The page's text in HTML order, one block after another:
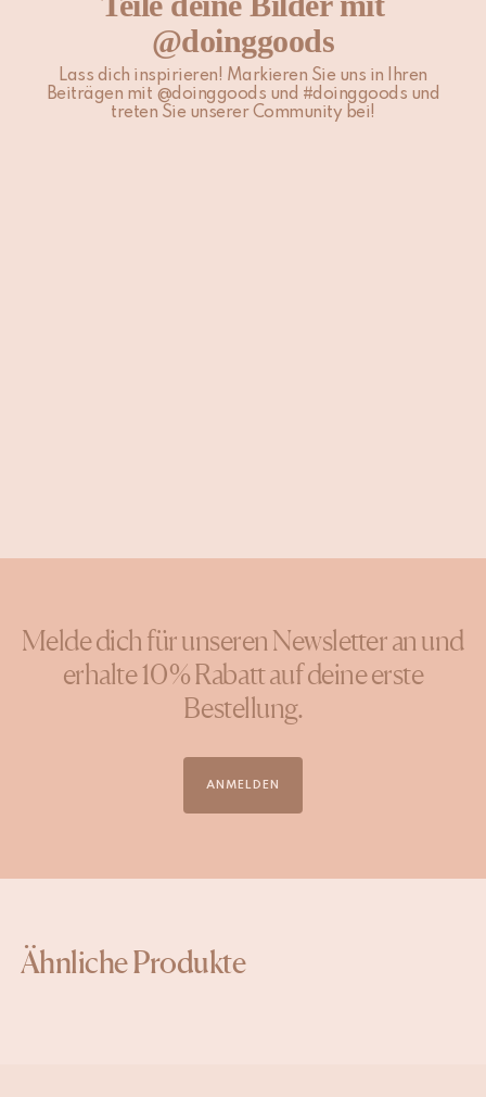
Für weitere Informationen besuche unsere Seite
Lieferung
@doinggoods
Lass dich inspirieren! Markieren Sie uns in Ihren
Beiträgen mit @doinggoods und #doinggoods und
treten Sie unserer Community bei!
Melde dich für unseren Newsletter an und
erhalte 10 % Rabatt auf deine erste
Bestellung.
ANMELDEN
Ähnliche Produkte